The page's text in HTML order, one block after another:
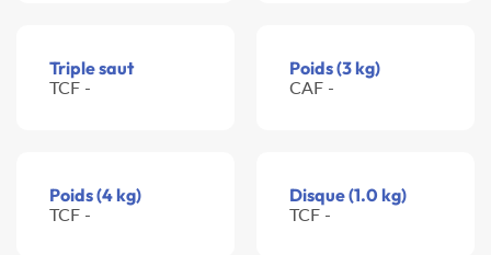
Triple saut
TCF -
Poids (3 kg)
CAF -
Poids (4 kg)
TCF -
Disque (1.0 kg)
TCF -